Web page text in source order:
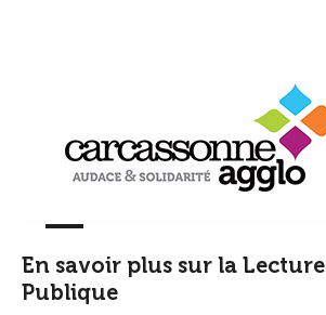
En savoir plus sur la Lecture
Publique